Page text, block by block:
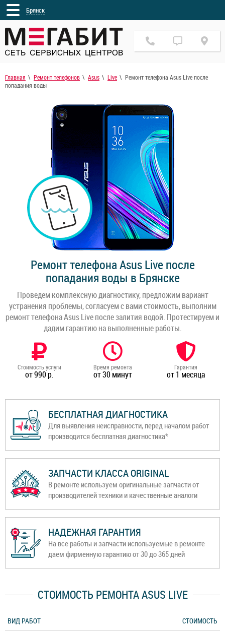
Брянск
Главная Ремонт телефонов Asus Live
Ремонт телефона Asus Live после
попадания воды
Ремонт телефона Asus Live после
попадания воды в Брянске
Проведем комплексную диагностику, предложим вариант
устранения проблемы, согласуем с вами стоимость, выполним
ремонт телефона Asus Live после залития водой. Протестируем и
дадим гарантию на выполненные работы.
Стоимость услуги
от 990 р.
Время ремонта
от 30 минут
Гарантия
от 1 месяца
БЕСПЛАТНАЯ ДИАГНОСТИКА
Для выявления неисправности, перед началом работ
производится бесплатная диагностика*
ЗАПЧАСТИ КЛАССА ORIGINAL
В ремонте используем оригинальные запчасти от
производителей техники и качественные аналоги
НАДЕЖНАЯ ГАРАНТИЯ
На все работы и запчасти используемые в ремонте
даем фирменную гарантию от 30 до 365 дней
СТОИМОСТЬ РЕМОНТА ASUS LIVE
ВИД РАБОТ
СТОИМОСТЬ